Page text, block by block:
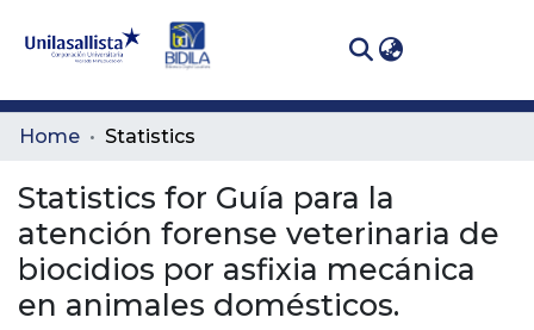
Communities
All of DSpace
Home Statistics
Statistics for Guía para la
atención forense veterinaria de
biocidios por asfixia mecánica
en animales domésticos.